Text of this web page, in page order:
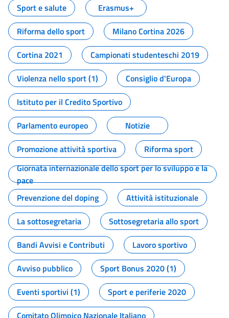
Sport e salute
Erasmus+
Riforma dello sport
Milano Cortina 2026
Cortina 2021
Campionati studenteschi 2019
Violenza nello sport (1)
Consiglio d'Europa
Istituto per il Credito Sportivo
Parlamento europeo
Notizie
Promozione attività sportiva
Riforma sport
Giornata internazionale dello sport per lo sviluppo e la
pace
Prevenzione del doping
Attività istituzionale
La sottosegretaria
Sottosegretaria allo sport
Bandi Avvisi e Contributi
Lavoro sportivo
Avviso pubblico
Sport Bonus 2020 (1)
Eventi sportivi (1)
Sport e periferie 2020
Comitato Olimpico Nazionale Italiano